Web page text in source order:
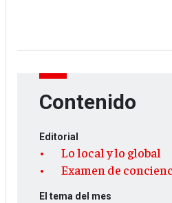
Contenido
Editorial
Lo local y lo global
Examen de
El tema del mes